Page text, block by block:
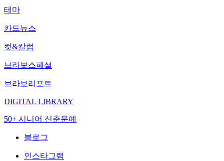
테마
카드뉴스
컷&칼럼
브라보스페셜
브라보리포트
DIGITAL LIBRARY
50+ 시니어 신춘문예
블로그
인스타그램